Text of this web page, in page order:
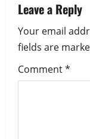
v
i
g
a
Leave a Reply
Your email
fields are
Comment*